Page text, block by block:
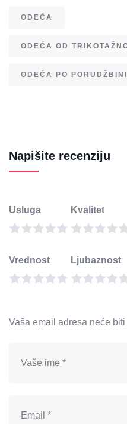
ODEĆA
ODEĆA OD
ODEĆA PO PORUDŽBINI
Napišite recenziju
Usluga Kvalitet
Vrednost Ljubaznost
Vaša email adresa neće